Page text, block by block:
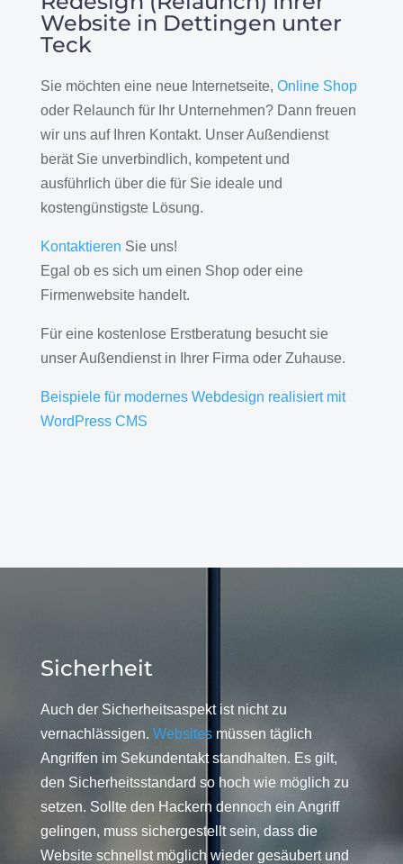
Website in Dettingen unter
Teck
Sie möchten eine neue Internetseite, Online Shop
oder Relaunch für Ihr Unternehmen? Dann freuen
wir uns auf Ihren Kontakt. Unser Außendienst
berät Sie unverbindlich, kompetent und
ausführlich über die für Sie ideale und
kostengünstigste Lösung.
Kontaktieren Sie uns!
Egal ob es sich um einen Shop oder eine
Firmenwebsite handelt.
Für eine kostenlose Erstberatung besucht sie
unser Außendienst in Ihrer Firma oder Zuhause.
Beispiele für modernes Webdesign realisiert mit
WordPress CMS
Sicherheit
Auch der Sicherheitsaspekt ist nicht zu
vernachlässigen. Websitesmüssen täglich
Angriffen im Sekundentakt standhalten. Es gilt,
den Sicherheitsstandard so hoch wie möglich zu
setzen. Sollte den Hackern dennoch ein Angriff
gelingen, muss sichergestellt sein, dass die
Website schnellst möglich wieder gesäubert und